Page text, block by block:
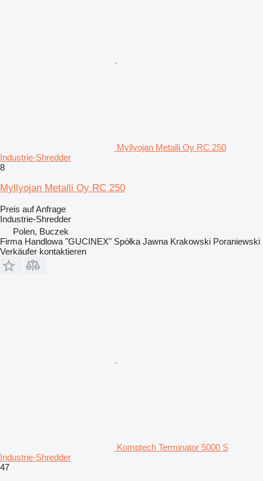
Myllyojan Metalli Oy RC 250
Industrie-Shredder
8
Myllyojan Metalli Oy RC 250
Preis auf Anfrage
Industrie-Shredder
Polen, Buczek
Firma Handlowa "GUCINEX" Spółka Jawna Krakowski Poraniewski
Verkäufer kontaktieren
Komptech Terminator 5000 S
Industrie-Shredder
47